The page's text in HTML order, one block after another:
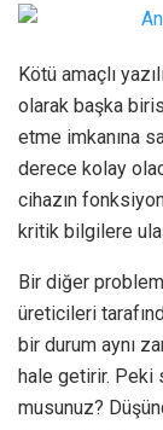
Kötü amaçlı
olarak başka
etme imkanına
derece kolay
cihazın
kritik bilgilere
Bir diğer
üreticileri
bir durum aynı
hale getirir.
musunuz?